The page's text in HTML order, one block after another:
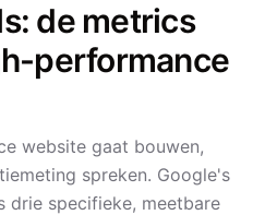
de metrics
performance
website gaat bouwen,
spreken. Google's
drie specifieke, meetbare